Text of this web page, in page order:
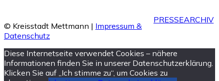
PRESSEARCHIV
© Kreisstadt Mettmann | Impressum &
Datenschutz
Diese Internetseite verwendet Cookies – nähere
Informationen finden Sie in unserer Datenschutzerklärung.
Klicken Sie auf „Ich stimme zu“, um Cookies zu